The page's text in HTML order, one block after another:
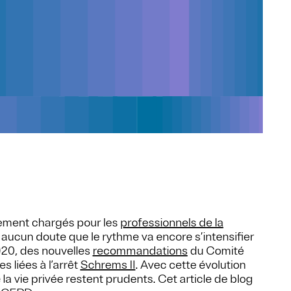
chargés pour les professionnels de la
doute que le rythme va encore s’intensifier
des nouvelles recommandations du Comité
liées à l’arrêt Schrems II. Avec cette évolution
vie privée restent prudents. Cet article de blog